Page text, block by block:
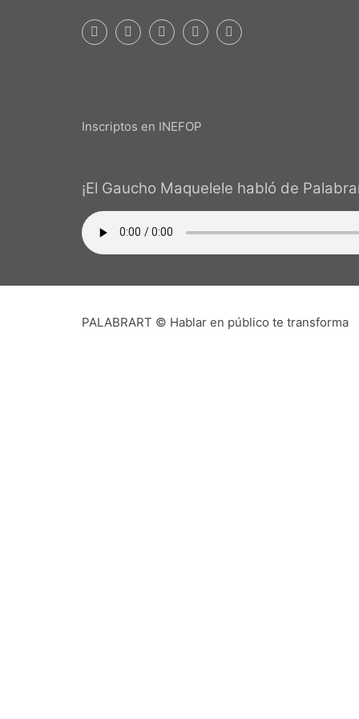
Inscriptos en INEFOP
¡El Gaucho Maquelele habló de
PALABRART © Hablar en público te transforma
Que pudiera existir en una pequeña